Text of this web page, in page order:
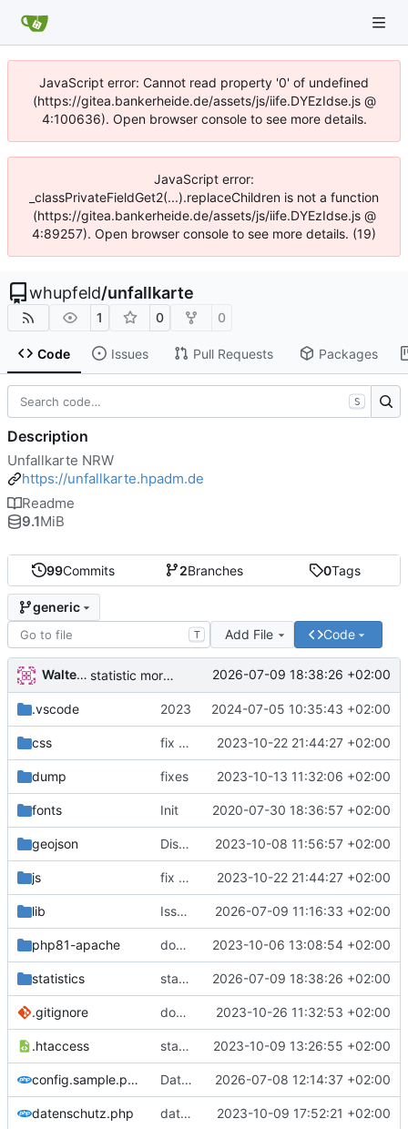
JavaScript error: Cannot read property '0' of undefined
(https://gitea.bankerheide.de/assets/js/iife.DYEzIdse.js @
4:100636). Open browser console to see more details.
JavaScript error:
_classPrivateFieldGet2(...).replaceChildren is not a function
(https://gitea.bankerheide.de/assets/js/iife.DYEzIdse.js @
4:89257). Open browser console to see more details. (19)
whupfeld/unfallkarte
1 0 0
Code Issues Pull Requests Packages
99Commits 2Branches 0Tags
generic
T Add File Code
Walter Hupfeld statistic more genric 2026-07-09 18:38:26 +02:00
.vscode 2023 2024-07-05 10:35:43 +02:00
css fix datatables 2023-10-22 21:44:27 +02:00
dump fixes 2023-10-13 11:32:06 +02:00
fonts Init 2020-07-30 18:36:57 +02:00
geojson Districts expanded 2023-10-08 11:56:57 +02:00
js fix datatables 2023-10-22 21:44:27 +02:00
lib Issue 2026-07-09 11:16:33 +02:00
php81-apache docker 2023-10-06 13:08:54 +02:00
statistics statistic more genric 2026-07-09 18:38:26 +02:00
.gitignore docker-compose in gitignore 2023-10-26 11:32:53 +02:00
.htaccess statistics 2023-10-09 13:26:55 +02:00
config.sample.php Daten 2025 2026-07-08 12:14:37 +02:00
datenschutz.php datatable 2023-10-09 17:52:21 +02:00
S
Description
Unfallkarte NRW
https://unfallkarte.hpadm.de
Readme
9.1MiB